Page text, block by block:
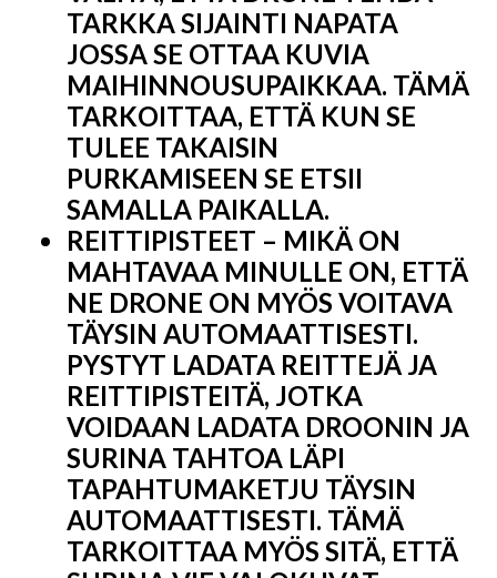
TARKKA SIJAINTI NAPATA
JOSSA SE OTTAA KUVIA
MAIHINNOUSUPAIKKAA. TÄMÄ
TARKOITTAA, ETTÄ KUN SE
TULEE TAKAISIN
PURKAMISEEN SE ETSII
SAMALLA PAIKALLA.
REITTIPISTEET – MIKÄ ON
MAHTAVAA MINULLE ON, ETTÄ
NE DRONE ON MYÖS VOITAVA
TÄYSIN AUTOMAATTISESTI.
PYSTYT LADATA REITTEJÄ JA
REITTIPISTEITÄ, JOTKA
VOIDAAN LADATA DROONIN JA
SURINA TAHTOA LÄPI
TAPAHTUMAKETJU TÄYSIN
AUTOMAATTISESTI. TÄMÄ
TARKOITTAA MYÖS SITÄ, ETTÄ